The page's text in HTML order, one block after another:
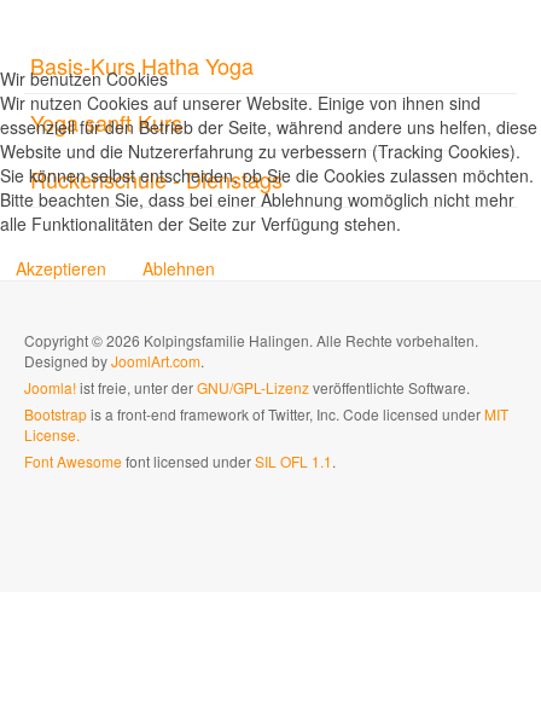
Basis-Kurs Hatha Yoga
Yoga sanft Kurs
Rückenschule - Dienstags
Copyright © 2026 Kolpingsfamilie Halingen. Alle Rechte vorbehalten.
Designed byJoomlArt.com.
Joomla!ist freie, unter derGNU/GPL-Lizenzveröffentlichte Software.
Bootstrapis a front-end framework of Twitter, Inc. Code licensed underMIT
License.
Font Awesomefont licensed underSIL OFL 1.1.
Wir benutzen Cookies
Wir nutzen Cookies auf unserer Website. Einige von ihnen sind
essenziell für den Betrieb der Seite, während andere uns helfen, diese
Website und die Nutzererfahrung zu verbessern (Tracking Cookies).
Sie können selbst entscheiden, ob Sie die Cookies zulassen möchten.
Bitte beachten Sie, dass bei einer Ablehnung womöglich nicht mehr
alle Funktionalitäten der Seite zur Verfügung stehen.
Akzeptieren
Ablehnen